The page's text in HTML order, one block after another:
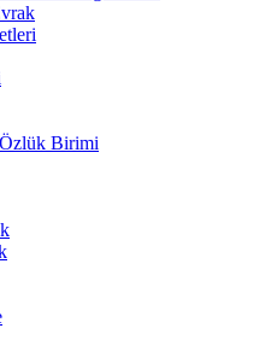
Birimi